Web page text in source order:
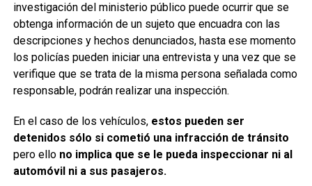
investigación del ministerio público puede ocurrir que se
obtenga información de un sujeto que encuadra con las
descripciones y hechos denunciados, hasta ese momento
los policías pueden iniciar una entrevista y una vez que se
verifique que se trata de la misma persona señalada como
responsable, podrán realizar una inspección.
En el caso de los vehículos,estos pueden ser
detenidos sólo si cometió una infracción de tránsito
pero ello no implica que se le pueda inspeccionar ni al
automóvil ni a sus pasajeros.